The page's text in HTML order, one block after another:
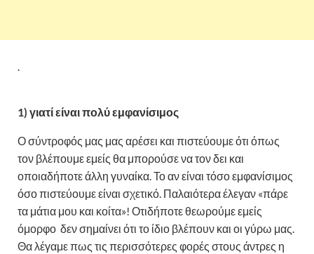
.
1) γιατί είναι πολύ εμφανίσιμος
Ο σύντροφός μας μας αρέσει και πιστεύουμε ότι όπως
τον βλέπουμε εμείς θα μπορούσε να τον δει και
οποιαδήποτε άλλη γυναίκα. Το αν είναι τόσο εμφανίσιμος
όσο πιστεύουμε είναι σχετικό. Παλαιότερα έλεγαν «πάρε
τα μάτια μου και κοίτα»! Οτιδήποτε θεωρούμε εμείς
όμορφο δεν σημαίνει ότι το ίδιο βλέπουν και οι γύρω μας.
Θα λέγαμε πως τις περισσότερες φορές στους άντρες η